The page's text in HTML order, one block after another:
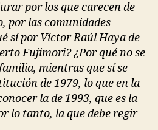
por los que carecen de
por las comunidades
sí por Víctor Raúl Haya de
Fujimori? ¿Por qué no se
mientras que sí se
de 1979, lo que en la
la de 1993, que es la
lo tanto, la que debe regir